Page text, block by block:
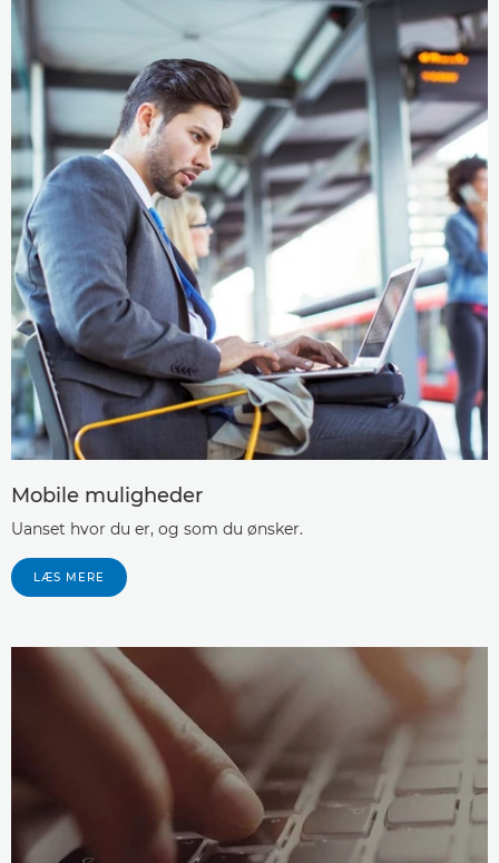
Mobile muligheder
Uanset hvor du er, og som du ønsker.
LÆS MERE